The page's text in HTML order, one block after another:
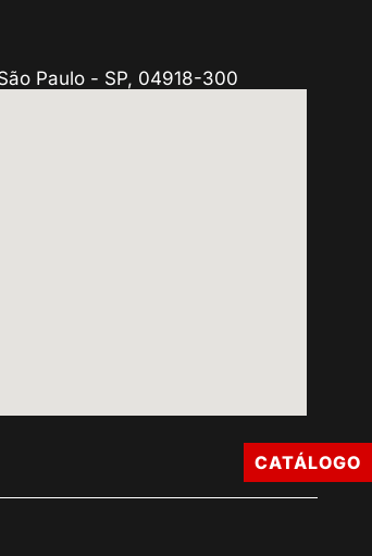
Paulo - SP, 04918-300
CATÁLOGO